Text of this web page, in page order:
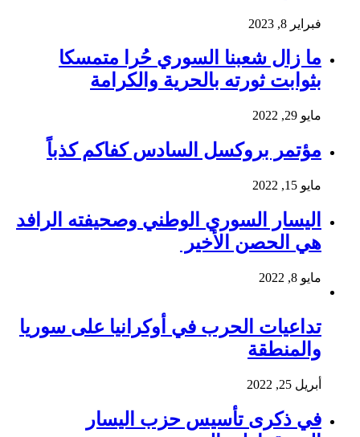
فبراير 8, 2023
ما زال شعبنا السوري حُرا متمسكا
بثوابت ثورته بالحرية والكرامة
مايو 29, 2022
مؤتمر بروكسل السادس كفاكم كذباً
مايو 15, 2022
اليسار السوري الوطني وصحيفته الرافد
هي الحصن الأخير
مايو 8, 2022
تداعيات الحرب في أوكرانيا على سوريا
والمنطقة
أبريل 25, 2022
في ذكرى تأسيس حزب اليسار